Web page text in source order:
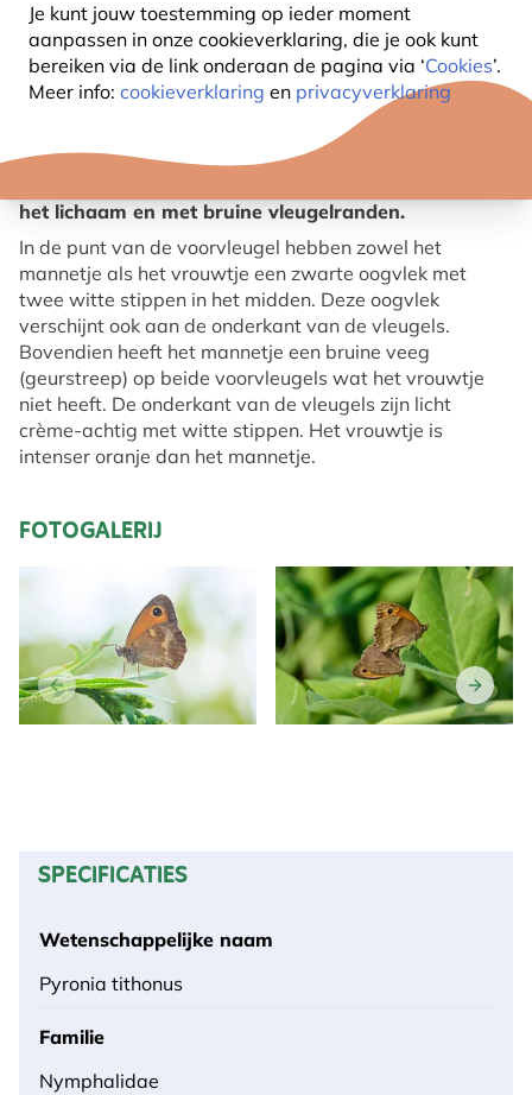
Je kunt jouw toestemming op ieder moment
aanpassen in onze cookieverklaring, die je ook kunt
bereiken via de link onderaan de pagina via ‘Cookies’.
Meer info: cookieverklaring en privacyverklaring
OVER HET ORANJE ZANDOOGJE
het lichaam en met bruine vleugelranden.
In de punt van de voorvleugel hebben zowel het
mannetje als het vrouwtje een zwarte oogvlek met
twee witte stippen in het midden. Deze oogvlek
verschijnt ook aan de onderkant van de vleugels.
Bovendien heeft het mannetje een bruine veeg
(geurstreep) op beide voorvleugels wat het vrouwtje
niet heeft. De onderkant van de vleugels zijn licht
crème-achtig met witte stippen. Het vrouwtje is
intenser oranje dan het mannetje.
FOTOGALERIJ
SPECIFICATIES
Wetenschappelijke naam
Pyronia tithonus
Familie
Nymphalidae